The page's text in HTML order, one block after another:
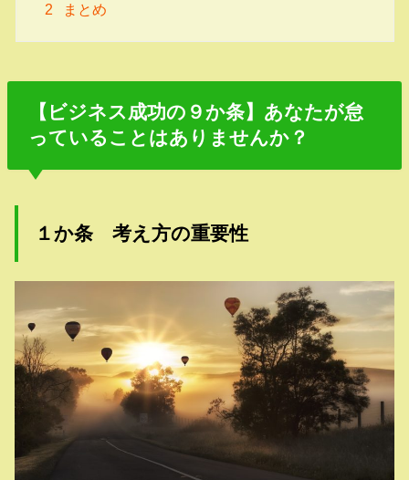
2 まとめ
【ビジネス成功の９か条】あなたが怠
っていることはありませんか？
１か条 考え方の重要性